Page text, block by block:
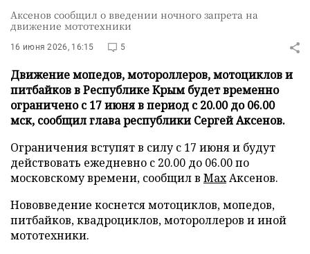
Аксенов сообщил о введении ночного запрета на
движение мототехники
16 июня 2026, 16:15 5
Движение мопедов, мотороллеров, мотоциклов и
питбайков в Республике Крым будет временно
ограничено с 17 июня в период с 20.00 до 06.00
мск, сообщил глава республики Сергей Аксенов.
Ограничения вступят в силу с 17 июня и будут
действовать ежедневно с 20.00 до 06.00 по
московскому времени, сообщил в MaxАксенов.
Нововведение коснется мотоциклов, мопедов,
питбайков, квадроциклов, мотороллеров и иной
мототехники.